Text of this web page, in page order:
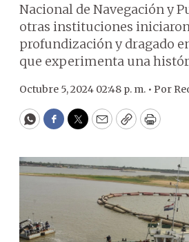
Nacional de Navegación y
otras instituciones
profundización y dragado
que experimenta una
Octubre 5, 2024 02:48 p. m. • Por
WhatsApp
Facebook
Twitter
EmailCopyPrint